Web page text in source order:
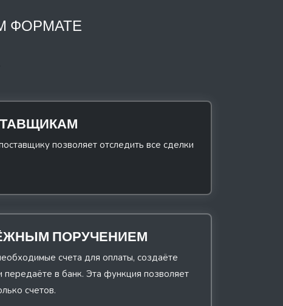
ФОРМАТЕ
позволяет отследить все сделки
ПОРУЧЕНИЕМ
счета для оплаты, создаёте
передаёте в банк. Эта функция позволяет
счетов.